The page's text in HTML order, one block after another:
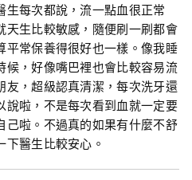
生每次都說，流一點血很正常
天生比較敏感，隨便刷一刷都會
平常保養得很好也一樣。像我睡
候，好像嘴巴裡也會比較容易流
友，超級認真清潔，每次洗牙還
說啦，不是每次看到血就一定要
己啦。不過真的如果有什麼不舒
下醫生比較安心。